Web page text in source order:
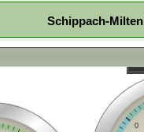
Schippach-